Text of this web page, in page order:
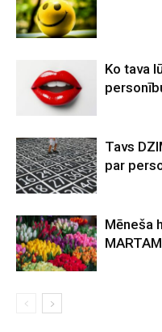
Ko tava
Tavs
par
Mēneša